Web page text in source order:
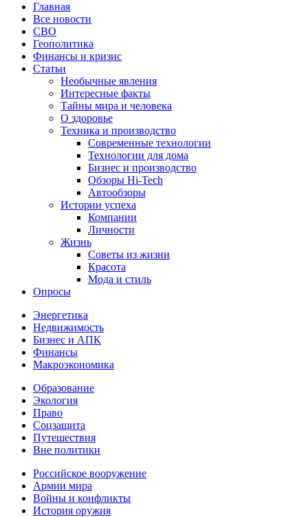
Главная
Все новости
СВО
Геополитика
Финансы и кризис
Статьи
Необычные явления
Интересные факты
Тайны мира и человека
О здоровье
Техника и производство
Современные технологии
Технологии для дома
Бизнес и производство
Обзоры Hi-Tech
Автообзоры
Истории успеха
Компании
Личности
Жизнь
Советы из жизни
Красота
Мода и стиль
Опросы
Энергетика
Недвижимость
Бизнес и АПК
Финансы
Макроэкономика
Образование
Экология
Право
Соцзащита
Путешествия
Вне политики
Российское вооружение
Армии мира
Войны и конфликты
История оружия